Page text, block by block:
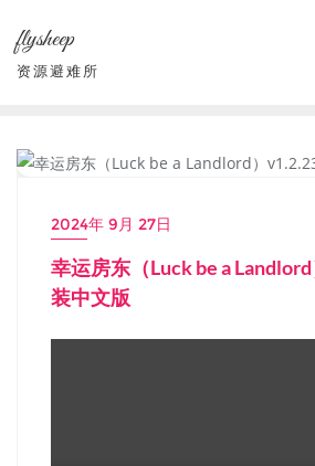
content
flysheep
资源避难所
2024年 9月 27日
幸运房东（Luck be a
装中文版